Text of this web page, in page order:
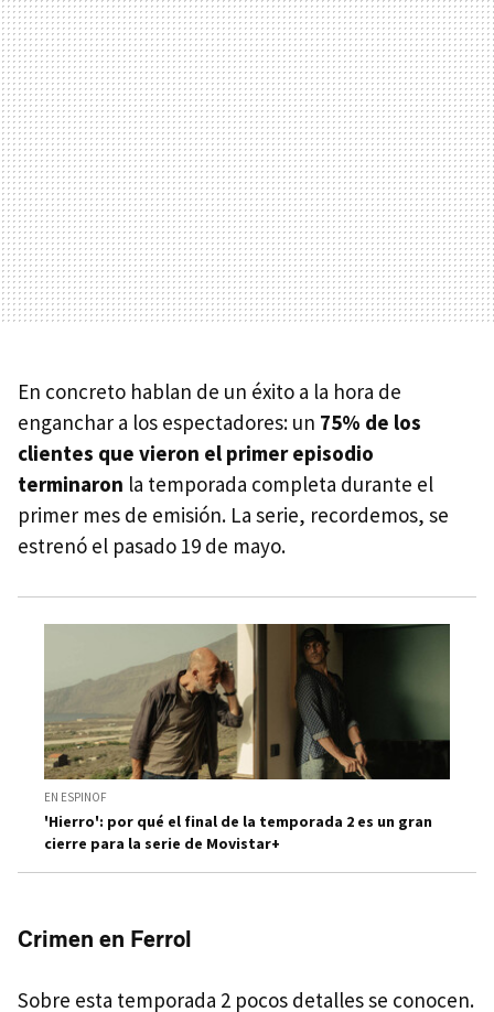
En concreto hablan de un éxito a la hora de
enganchar a los espectadores: un 75% de los
clientes que vieron el primer episodio
terminaron la temporada completa durante el
primer mes de emisión. La serie, recordemos, se
estrenó el pasado 19 de mayo.
EN ESPINOF
'Hierro': por qué el final de la temporada 2 es un gran
cierre para la serie de Movistar+
Crimen en Ferrol
Sobre esta temporada 2 pocos detalles se conocen.